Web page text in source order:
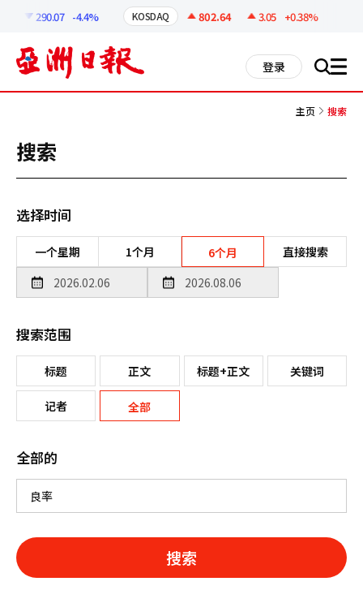
290.07 -4.4% KOSDAQ 802.64 3.05 +0.38%
登录 搜 all
主页 搜索
搜索
选择时间
一个星期 1个月 6个月 直接搜索
搜索范围
标题 正文 标题+正文 关键词
记者 全部
全部的
搜索